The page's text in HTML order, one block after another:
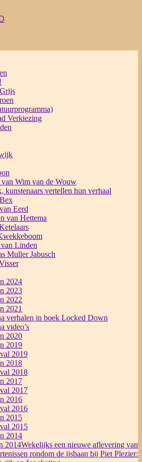
Verkiezing
Wim van de Wouw
kunstenaars vertellen hun verhaal
Eerd
van Hettema
Linden
Muller Jabusch
2024
2023
2022
2021
verhalen in boek Locked Down
video’s
2020
2019
2019
2018
2018
2017
2017
2016
2016
2015
2015
2014
2014Wekelijks een nieuwe aflevering van
rondom de ijsbaan bij Piet Plezier: